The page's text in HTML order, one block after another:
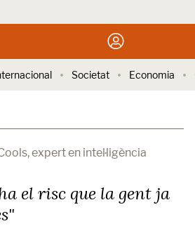
Societat Economia
expert en intel·ligència
el risc que la gent ja